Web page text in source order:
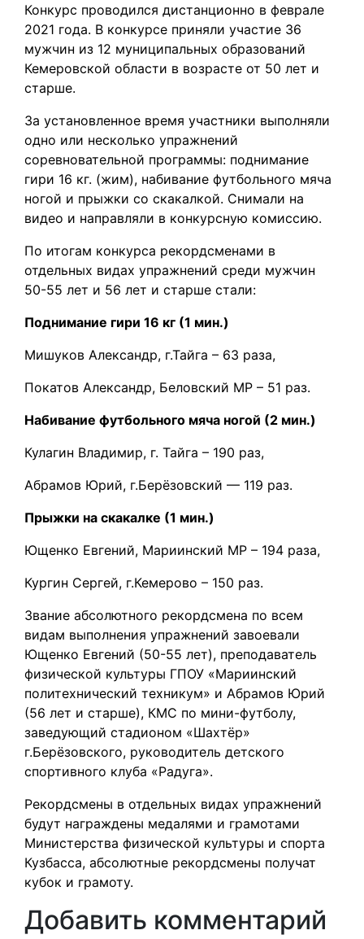
Конкурс проводился дистанционно в феврале
2021 года. В конкурсе приняли участие 36
мужчин из 12 муниципальных образований
Кемеровской области в возрасте от 50 лет и
старше.
За установленное время участники выполняли
одно или несколько упражнений
соревновательной программы: поднимание
гири 16 кг. (жим), набивание футбольного мяча
ногой и прыжки со скакалкой. Снимали на
видео и направляли в конкурсную комиссию.
По итогам конкурса рекордсменами в
отдельных видах упражнений среди мужчин
50-55 лет и 56 лет и старше стали:
Поднимание гири 16 кг (1 мин.)
Мишуков Александр, г.Тайга – 63 раза,
Покатов Александр, Беловский МР – 51 раз.
Набивание футбольного мяча ногой (2 мин.)
Кулагин Владимир, г. Тайга – 190 раз,
Абрамов Юрий, г.Берёзовский — 119 раз.
Прыжки на скакалке (1 мин.)
Ющенко Евгений, Мариинский МР – 194 раза,
Кургин Сергей, г.Кемерово – 150 раз.
Звание абсолютного рекордсмена по всем
видам выполнения упражнений завоевали
Ющенко Евгений (50-55 лет), преподаватель
физической культуры ГПОУ «Мариинский
политехнический техникум» и Абрамов Юрий
(56 лет и старше), КМС по мини-футболу,
заведующий стадионом «Шахтёр»
г.Берёзовского, руководитель детского
спортивного клуба «Радуга».
Рекордсмены в отдельных видах упражнений
будут награждены медалями и грамотами
Министерства физической культуры и спорта
Кузбасса, абсолютные рекордсмены получат
кубок и грамоту.
Добавить комментарий